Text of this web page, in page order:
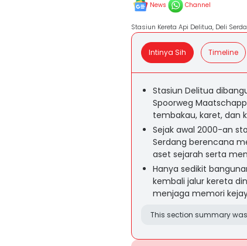
News Channel
Stasiun Kereta Api Delitua, Deli
Intinya Sih Timeline
Stasiun Delitua
Spoorweg
tembakau, karet, dan
Sejak awal 2000-an
Serdang berencana
aset sejarah serta
Hanya sedikit
kembali jalur kereta
menjaga memori
This section summary